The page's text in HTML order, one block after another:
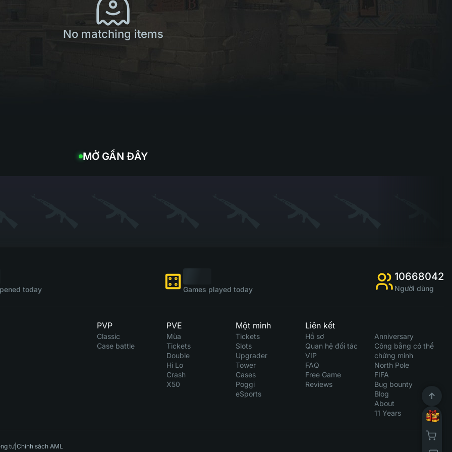
No matching items
MỞ GẦN ĐÂY
today Games played today
10668042
Người dùng
PVP
Classic
Case battle
PVE
Mùa
Tickets
Double
Hi Lo
Crash
X50
Một mình
Tickets
Slots
Upgrader
Tower
Cases
Poggi
eSports
Liên kết
Hồ sơ
Quan hệ đối tác
VIP
FAQ
Free Game
Reviews
Anniversary
Công bằng có thể
chứng minh
North Pole
FIFA
Bug bounty
Blog
About
11 Years
tư| Chính sách AML